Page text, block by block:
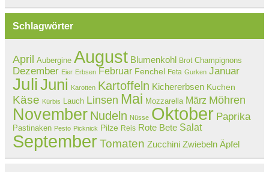
Schlagwörter
April Aubergine August Blumenkohl Brot Champignons
Dezember Eier Erbsen Februar Fenchel Feta Gurken Januar
JuliJuni Karotten Kartoffeln Kichererbsen Kuchen
Käse Kürbis Lauch Linsen Mai Mozzarella März Möhren
November Nudeln Nüsse Oktober Paprika
Pastinaken Pesto Picknick Pilze Reis Rote Bete Salat
September Tomaten Zucchini Zwiebeln Äpfel